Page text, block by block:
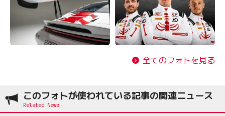
全てのフォトを見る
このフォトが使われている記事の関連ニュース